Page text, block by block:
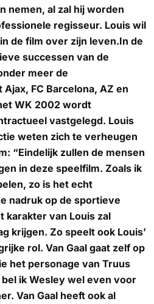
nemen, al zal hij worden
regisseur. Louis wil
de film over zijn leven.In de
successen van de
meer de
FC Barcelona, AZ en
WK 2002 wordt
vastgelegd. Louis
weten zich te verheugen
“Eindelijk zullen de mensen
in deze speelfilm. Zoals ik
zo is het echt
nadruk op de sportieve
karakter van Louis zal
krijgen. Zo speelt ook Louis’
rol. Van Gaal gaat zelf op
het personage van Truus
ik Wesley wel even voor
Van Gaal heeft ook al